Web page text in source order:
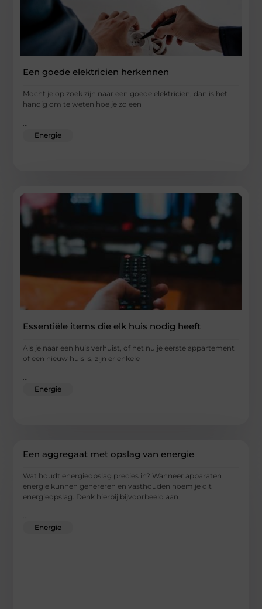
Een goede elektricien herkennen
Mocht je op zoek zijn naar een goede elektricien, dan is het
handig om te weten hoe je zo een
Energie
Essentiële items die elk huis nodig heeft
Als je naar een huis verhuist, of het nu je eerste appartement
of een nieuw huis is, zijn er enkele
Energie
Een aggregaat met opslag van energie
Wat houdt energieopslag precies in? Wanneer apparaten
energie kunnen genereren en vasthouden noem je dit
energieopslag. Denk hierbij bijvoorbeeld aan
...
Energie